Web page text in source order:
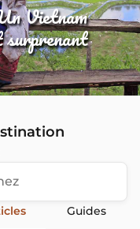
Vietnam
surprenant
Guides